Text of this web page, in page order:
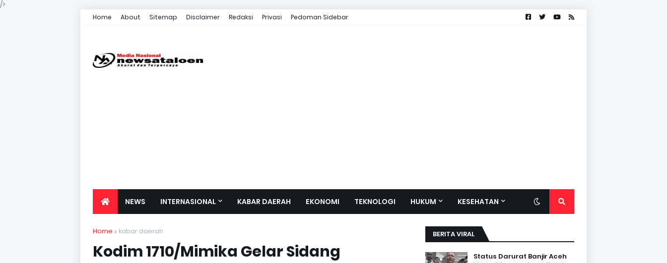
/>
Home About Sitemap Disclaimer Redaksi Privasi Pedoman Sidebar
NEWS INTERNASIONAL KABAR DAERAH EKONOMI TEKNOLOGI HUKUM KESEHATAN
Home kabar daerah
Kodim 1710/Mimika Gelar Sidang
BERITA VIRAL
Status Darurat Banjir Aceh